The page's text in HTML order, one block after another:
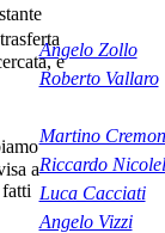
e
a
Angelo Zollo
Roberto Vallaro
Martino
Riccardo
Luca Cacciati
Angelo Vizzi